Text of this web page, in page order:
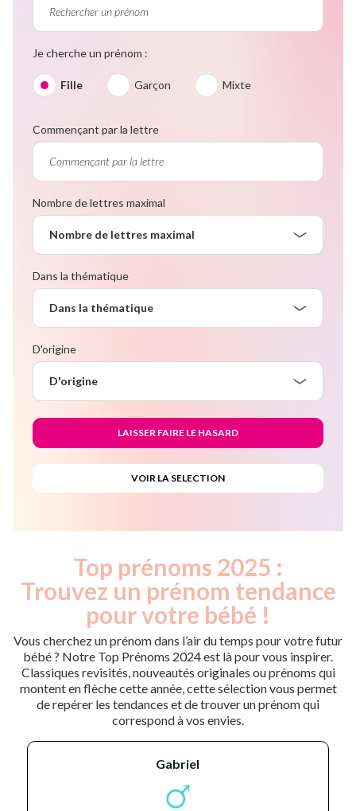
Je cherche un prénom :
Fille Garçon Mixte
Commençant par la lettre
Nombre de lettres maximal
Nombre de lettres maximal
Dans la thématique
Dans la thématique
D'origine
D'origine
Top prénoms 2025 :
Trouvez un prénom tendance
pour votre bébé !
Vous cherchez un prénom dans l’air du temps pour votre futur
bébé ? Notre Top Prénoms 2024 est là pour vous inspirer.
Classiques revisités, nouveautés originales ou prénoms qui
montent en flèche cette année, cette sélection vous permet
de repérer les tendances et de trouver un prénom qui
correspond à vos envies.
gabriel